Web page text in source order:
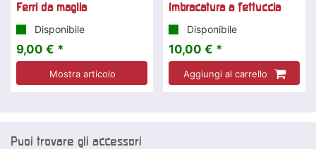
Ferri da maglia
Disponibile
9,00 € *
Mostra articolo
Imbracatura a fettuccia
Disponibile
10,00 € *
Aggiungi al carrello
Puoi trovare gli accessori